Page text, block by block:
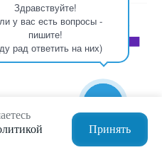
Здравствуйте!
у вас есть вопросы -
пишите!
рад ответить на них)
Принять